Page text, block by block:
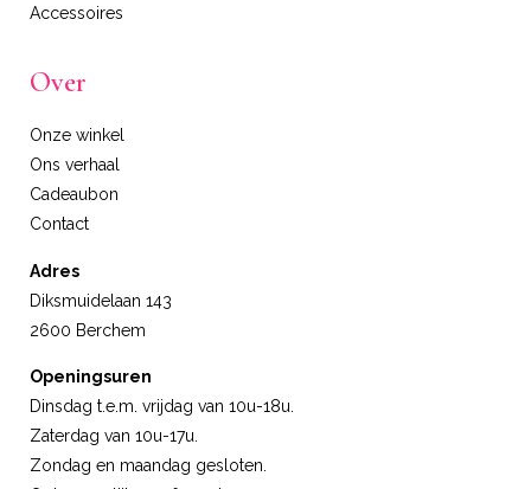
Accessoires
Over
Onze winkel
Ons verhaal
Cadeaubon
Contact
Adres
Diksmuidelaan 143
2600 Berchem
Openingsuren
Dinsdag t.e.m. vrijdag van 10u-18u.
Zaterdag van 10u-17u.
Zondag en maandag gesloten.